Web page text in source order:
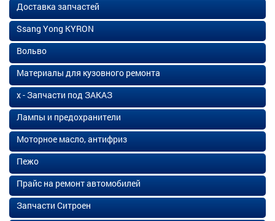
Доставка запчастей
Ssang Yong KYRON
Вольво
Материалы для кузовного ремонта
х - Запчасти под ЗАКАЗ
Лампы и предохранители
Моторное масло, антифриз
Пежо
Прайс на ремонт автомобилей
Запчасти Ситроен